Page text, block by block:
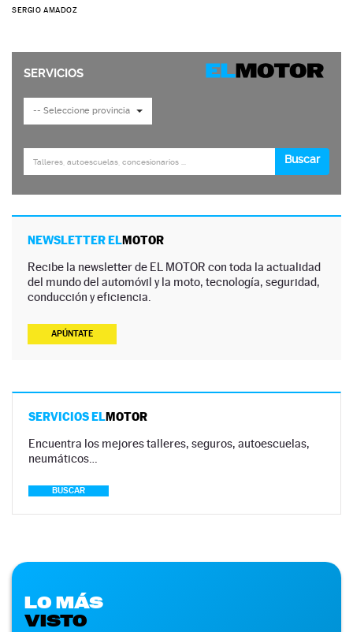
SERGIO AMADOZ
NEWSLETTER ELMOTOR
Recibe la newsletter de EL MOTOR con toda la actualidad
del mundo del automóvil y la moto, tecnología, seguridad,
conducción y eficiencia.
APÚNTATE
SERVICIOS ELMOTOR
Encuentra los mejores talleres, seguros, autoescuelas,
neumáticos…
BUSCAR
LO MÁS
VISTO